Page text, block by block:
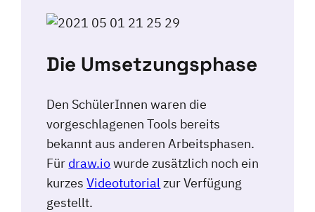
Die Umsetzungsphase
Den SchülerInnen waren die
vorgeschlagenen Tools bereits
bekannt aus anderen Arbeitsphasen.
Für draw.iowurde zusätzlich noch ein
kurzesVideotutorialzur Verfügung
gestellt.